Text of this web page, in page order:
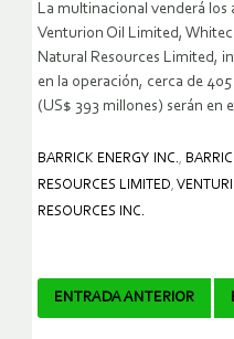
La multinacional venderá los
Venturion Oil Limited,
Natural Resources Limited,
en la operación, cerca de
(US$ 393 millones) serán en
BARRICK ENERGY INC.,
RESOURCES LIMITED,
RESOURCES INC.
Navegador
ENTRADA ANTERIOR